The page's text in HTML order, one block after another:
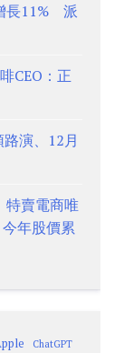
長11% 派
CEO：正
演、12月
賣電商唯
年股價累
ChatGPT